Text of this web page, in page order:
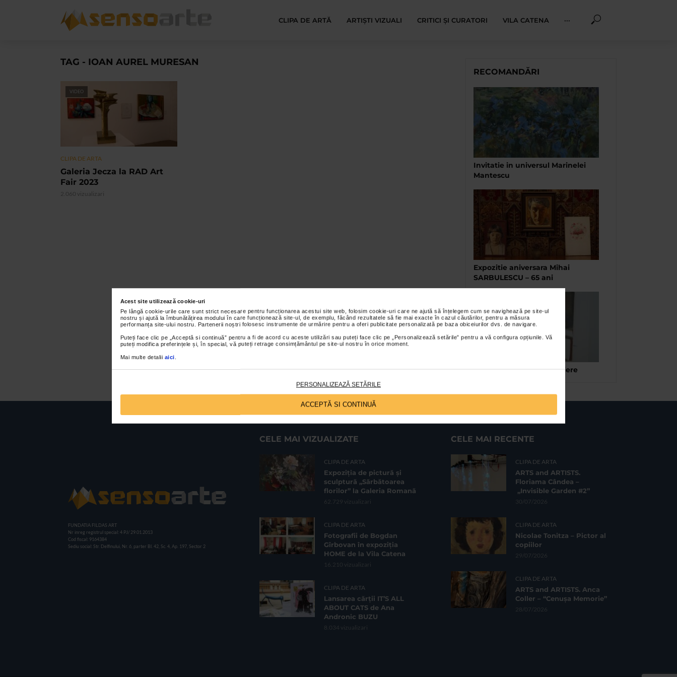
Acest site utilizează cookie-uri
Pe lângă cookie-urile care sunt strict necesare pentru funcționarea acestui site web, folosim cookie-uri care ne ajută să înțelegem cum se navighează pe site-ul
nostru și ajută la îmbunătățirea modului în care funcționează site-ul, de exemplu, făcând rezultatele să fie mai exacte în cazul căutărilor, pentru a măsura
performanța site-ului nostru. Partenerii noștri folosesc instrumente de urmărire pentru a oferi publicitate personalizată pe baza obiceiurilor dvs. de navigare.
Puteți face clic pe „Acceptă si continuă” pentru a fi de acord cu aceste utilizări sau puteți face clic pe „Personalizează setările” pentru a vă configura opțiunile. Vă
puteți modifica preferințele și, în special, vă puteți retrage consimțământul pe site-ul nostru în orice moment.
Mai multe detalii aici
PERSONALIZEAZĂ SETĂRILE
ACCEPTĂ SI CONTINUĂ
CLIPA DE ARTĂ ARTIȘTI VIZUALI CRITICI ȘI CURATORI VILA CATENA ···
TAG - IOAN AUREL MURESAN
VIDEO
CLIPA DE ARTA
Galeria Jecza la RAD Art
Fair 2023
2.060 vizualizari
RECOMANDĂRI
Invitatie in universul Marinelei
Mantescu
Expozitie aniversara Mihai
SARBULESCU – 65 ani
Stravezime / Prolog / Inviere
FUNDATIA FILDAS ART
Nr inreg registrul special: 4 PJ/ 29.01.2013
Cod fiscal: 9164384
Sediu social: Str. Delfinului, Nr. 6, parter Bl. 42, Sc. 4, Ap. 197, Sector 2
CELE MAI VIZUALIZATE
CLIPA DE ARTA
Expoziția de pictură și
sculptură „Sărbătoarea
florilor” la Galeria Romană
62.729 vizualizari
CLIPA DE ARTA
Fotografii de Bogdan
Gîrbovan în expoziția
HOME de la Vila Catena
16.210 vizualizari
CLIPA DE ARTA
Lansarea cărții IT’S ALL
ABOUT CATS de Ana
Andronic BUZU
8.034 vizualizari
CELE MAI RECENTE
CLIPA DE ARTA
ARTS and ARTISTS.
Floriama Cândea –
„Invisible Garden #2”
30/07/2026
CLIPA DE ARTA
Nicolae Tonitza – Pictor al
copiilor
29/07/2026
CLIPA DE ARTA
ARTS and ARTISTS. Anca
Coller – “Cenușa Memorie”
28/07/2026